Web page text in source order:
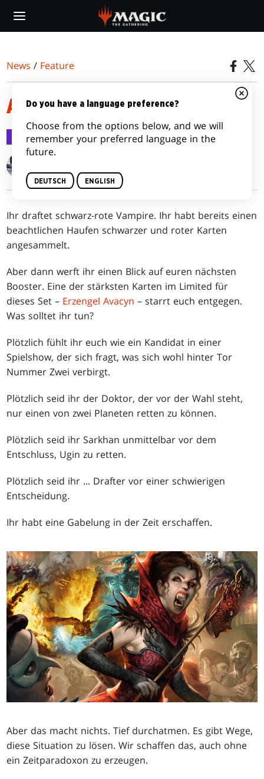
main
News / Feature
ALLES VON BORD!
Feature 23. Juni 2016
Ihr draftet schwarz-rote Vampire. Ihr habt bereits einen
beachtlichen Haufen schwarzer und roter Karten
angesammelt.
Aber dann werft ihr einen Blick auf euren nächsten
Booster. Eine der stärksten Karten im Limited für
dieses Set – Erzengel Avacyn – starrt euch entgegen.
Was solltet ihr tun?
Plötzlich fühlt ihr euch wie ein Kandidat in einer
Spielshow, der sich fragt, was sich wohl hinter Tor
Nummer Zwei verbirgt.
Plötzlich seid ihr der Doktor, der vor der Wahl steht,
nur einen von zwei Planeten retten zu können.
Plötzlich seid ihr Sarkhan unmittelbar vor dem
Entschluss, Ugin zu retten.
Plötzlich seid ihr ... Drafter vor einer schwierigen
Entscheidung.
Ihr habt eine Gabelung in der Zeit erschaffen.
Aber das macht nichts. Tief durchatmen. Es gibt Wege,
diese Situation zu lösen. Wir schaffen das, auch ohne
ein Zeitparadoxon zu erzeugen.
Do you have a language preference?
Choose from the options below, and we will
remember your preferred language in the
future.
DEUTSCH ENGLISH